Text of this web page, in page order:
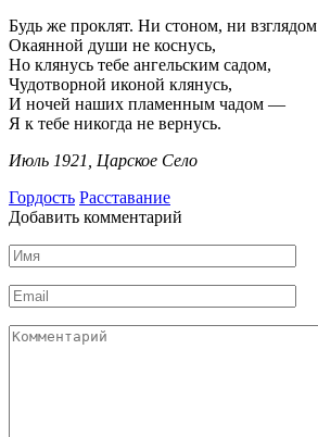
Будь же проклят. Ни стоном, ни взглядом
Окаянной души не коснусь,
Но клянусь тебе ангельским садом,
Чудотворной иконой клянусь,
И ночей наших пламенным чадом —
Я к тебе никогда не вернусь.
Июль 1921, Царское Село
Гордость Расставание
Добавить комментарий
Имя
Email
Комментарий